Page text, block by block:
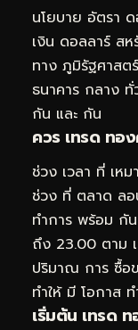
นโยบาย อัตรา
เงิน ดอลลาร์ ส
ทาง ภูมิรัฐศาสต
ธนาคาร กลาง
กัน และ กัน
ควร เทรด ทอ
ช่วง เวลา ที่ เห
ช่วง ที่ ตลาด ล
ทำการ พร้อม กั
ถึง 23.00 ตาม เ
ปริมาณ การ ซื้อ
ทำให้ มี โอกาส
เริ่มต้น เทรด